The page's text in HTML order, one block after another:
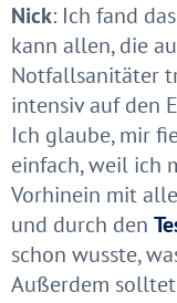
Nick: Ich fand
kann allen, die
Notfallsanitäter
intensiv auf den
Ich glaube, mir
einfach, weil ich
Vorhinein mit
und durch den
schon wusste,
Außerdem